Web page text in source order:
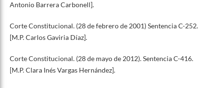
Antonio Barrera Carbonell].
Corte Constitucional. (28 de febrero de 2001) Sentencia C-252.
[M.P. Carlos Gaviria Díaz].
Corte Constitucional. (28 de mayo de 2012). Sentencia C-416.
[M.P. Clara Inés Vargas Hernández].